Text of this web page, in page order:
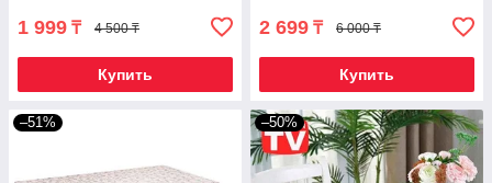
1 999 ₸ 4 500 ₸
Купить
2 699 ₸ 6 000 ₸
Купить
–51% –50%